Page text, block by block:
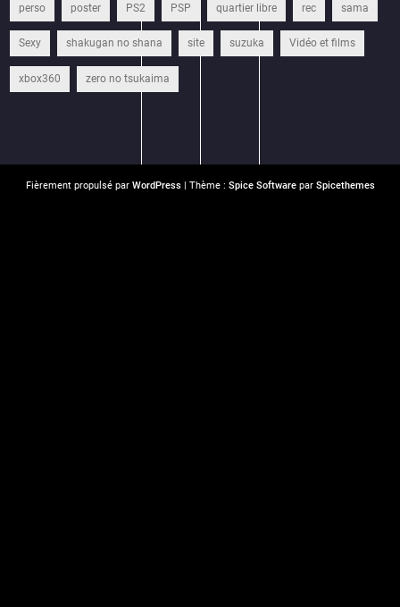
perso poster PS2 PSP quartier libre rec sama
Sexy shakugan no shana site suzuka Vidéo et films
xbox360 zero no tsukaima
Fièrement propulsé par WordPress| Thème : Spice Softwarepar Spicethemes